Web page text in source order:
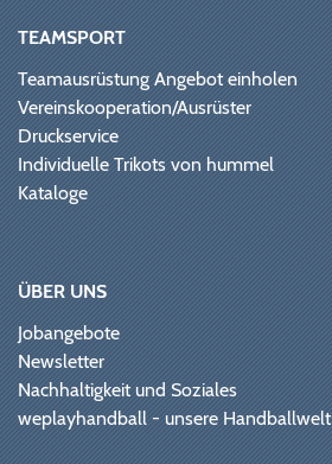
TEAMSPORT
Teamausrüstung Angebot einholen
Vereinskooperation/Ausrüster
Druckservice
Individuelle Trikots von hummel
Kataloge
ÜBER UNS
Jobangebote
Newsletter
Nachhaltigkeit und Soziales
weplayhandball - unsere Handballwelt